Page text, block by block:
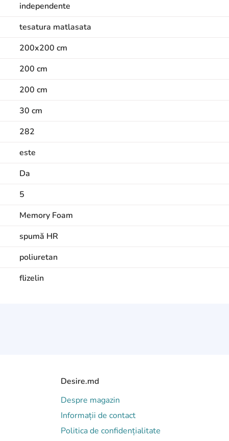
independente
tesatura matlasata
200x200 cm
200 cm
200 cm
30 cm
282
este
Da
5
Memory Foam
spumă HR
poliuretan
flizelin
Desire.md
Despre magazin
Informații de contact
Politica de confidențialitate